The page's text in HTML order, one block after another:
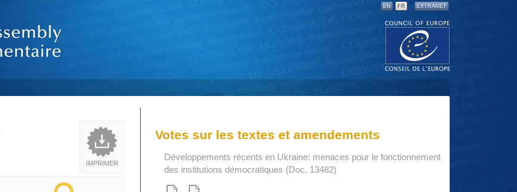
EN FR EXTRANET
IMPRIMER
Votes sur les textes et amendements
Développements récents en Ukraine: menaces pour le fonctionnement
des institutions démocratiques (Doc. 13482)